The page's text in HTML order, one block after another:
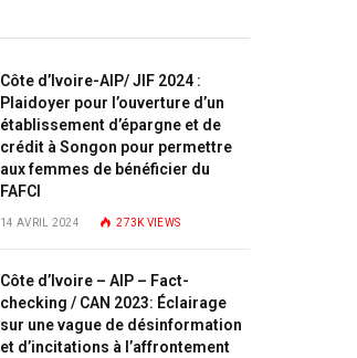
Côte d’Ivoire-AIP/ JIF 2024 :
Plaidoyer pour l’ouverture d’un
établissement d’épargne et de
crédit à Songon pour permettre
aux femmes de bénéficier du
FAFCI
14 AVRIL 2024 273K VIEWS
Côte d’Ivoire – AIP – Fact-
checking / CAN 2023: Éclairage
sur une vague de désinformation
et d’incitations à l’affrontement